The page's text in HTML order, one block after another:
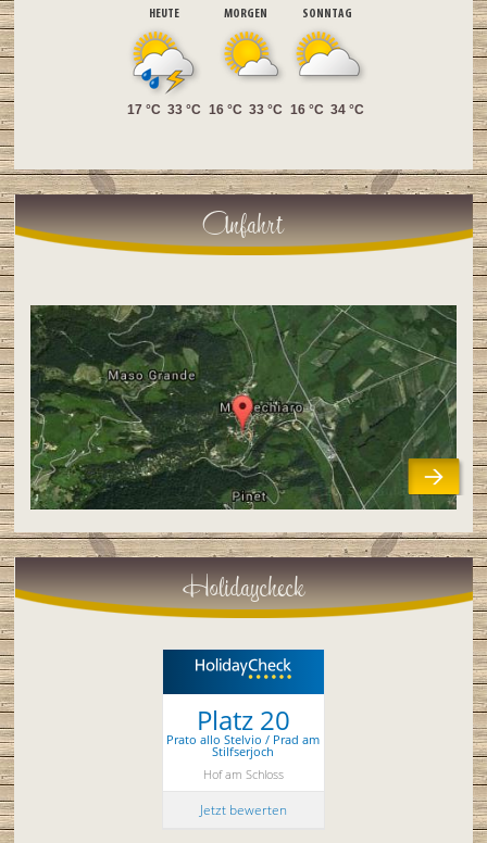
HEUTE MORGEN SONNTAG
17 °C 33 °C 16 °C 33 °C 16 °C 34 °C
Anfahrt
Holidaycheck
Platz 20
Prato allo Stelvio / Prad am
Stilfserjoch
Hof am Schloss
Jetzt bewerten